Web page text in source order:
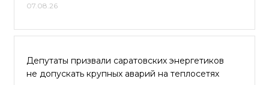
07.08.26
Депутаты призвали саратовских энергетиков
не допускать крупных аварий на теплосетях